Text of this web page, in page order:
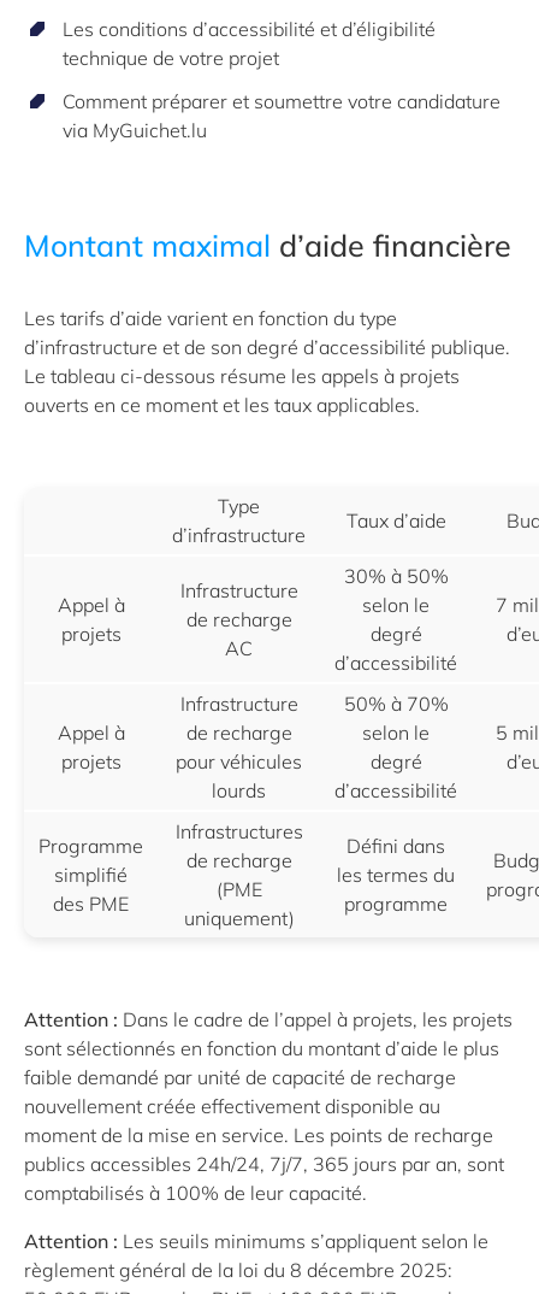
Les conditions d’accessibilité et d’éligibilité
technique de votre projet
Comment préparer et soumettre votre candidature
via MyGuichet.lu
Montant maximal d’aide financière
Les tarifs d’aide varient en fonction du type
d’infrastructure et de son degré d’accessibilité publique.
Le tableau ci-dessous résume les appels à projets
ouverts en ce moment et les taux applicables.
Type
d’infrastructure
Taux d’aide
Appel à
projets
Infrastructure
de recharge
AC
30% à 50%
selon le
degré
d’accessibilité
7
Appel à
projets
Infrastructure
de recharge
pour véhicules
lourds
50% à 70%
selon le
degré
d’accessibilité
5
Programme
simplifié
des PME
Infrastructures
de recharge
(PME
uniquement)
Défini dans
les termes du
programme
Attention : Dans le cadre de l’appel à projets, les projets
sont sélectionnés en fonction du montant d’aide le plus
faible demandé par unité de capacité de recharge
nouvellement créée effectivement disponible au
moment de la mise en service. Les points de recharge
publics accessibles 24h/24, 7j/7, 365 jours par an, sont
comptabilisés à 100% de leur capacité.
Attention : Les seuils minimums s’appliquent selon le
règlement général de la loi du 8 décembre 2025: